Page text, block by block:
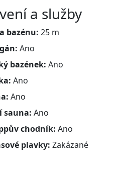
a služby
bazénu: 25 m
Ano
bazének: Ano
Ano
Ano
sauna: Ano
chodník: Ano
plavky: Zakázané